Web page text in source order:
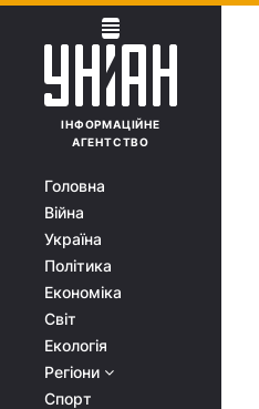
ІНФОРМАЦІЙНЕ
АГЕНТСТВО
Головна
Війна
Україна
Політика
Економіка
Світ
Екологія
Регіони
Спорт